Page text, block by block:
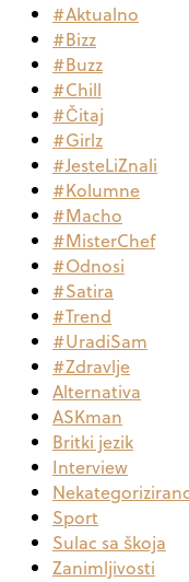
#Aktualno
#Bizz
#Buzz
#Chill
#Čitaj
#Girlz
#JesteLiZnali
#Kolumne
#Macho
#MisterChef
#Odnosi
#Satira
#Trend
#UradiSam
#Zdravlje
Alternativa
ASKman
Britki jezik
Interview
Sport
Sulac sa škoja
Zanimljivosti